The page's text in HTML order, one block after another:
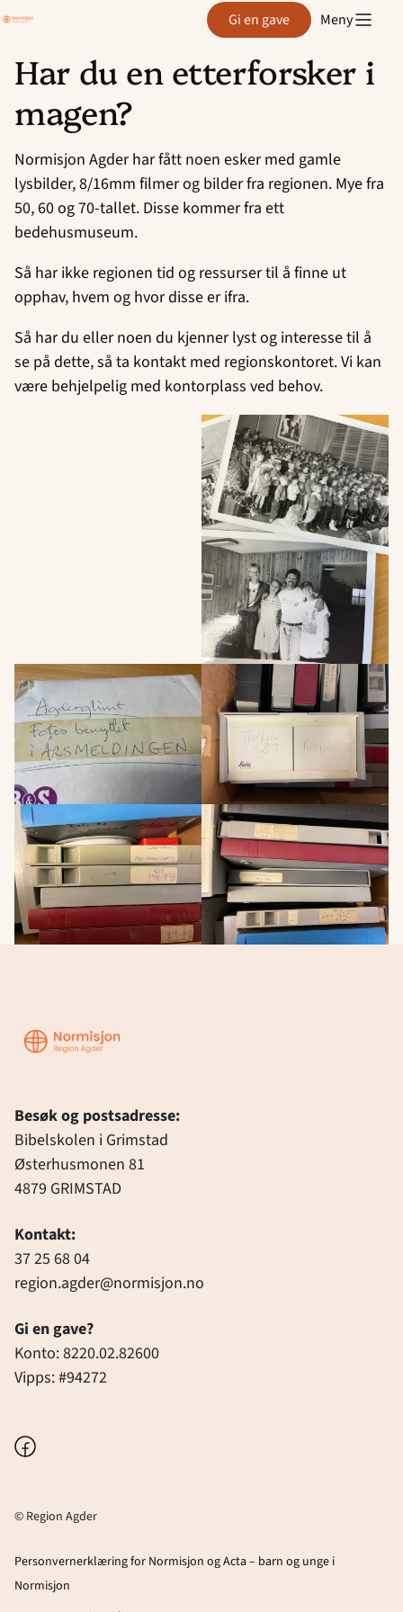
Hopp
innhold
Agder Gi en gave Meny
Har du en etterforsker i
magen?
Normisjon Agder har fått noen esker med gamle
lysbilder, 8/16mm filmer og bilder fra regionen. Mye fra
50, 60 og 70-tallet. Disse kommer fra ett
bedehusmuseum.
Så har ikke regionen tid og ressurser til å finne ut
opphav, hvem og hvor disse er ifra.
Så har du eller noen du kjenner lyst og interesse til å
se på dette, så ta kontakt med regionskontoret. Vi kan
være behjelpelig med kontorplass ved behov.
Region
Agder
Besøk og postsadresse:
Bibelskolen i Grimstad
Østerhusmonen 81
4879 GRIMSTAD
Kontakt:
37 25 68 04
region.agder@normisjon.no
Gi en gave?
Konto: 8220.02.82600
Vipps: #94272
Facebook
© Region Agder
Personvernerklæring for Normisjon og Acta – barn og unge i
Normisjon